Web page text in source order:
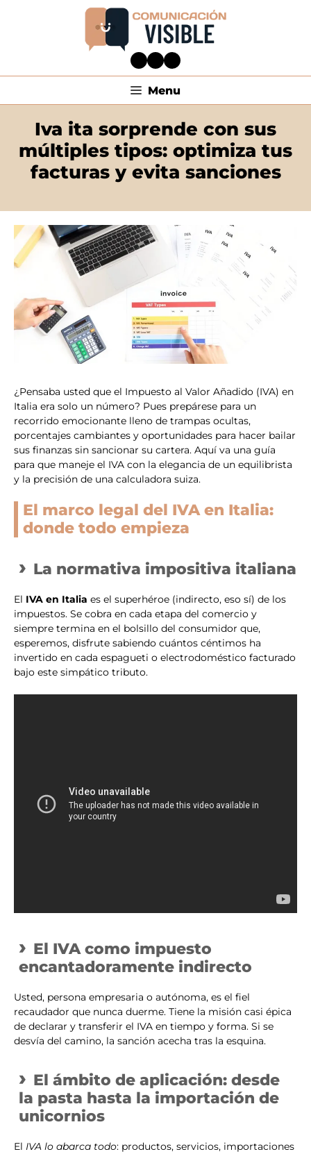
Menu
Iva ita sorprende con sus
múltiples tipos: optimiza tus
facturas y evita sanciones
¿Pensaba usted que el Impuesto al Valor Añadido (IVA) en
Italia era solo un número? Pues prepárese para un
recorrido emocionante lleno de trampas ocultas,
porcentajes cambiantes y oportunidades para hacer bailar
sus finanzas sin sancionar su cartera. Aquí va una guía
para que maneje el IVA con la elegancia de un equilibrista
y la precisión de una calculadora suiza.
El marco legal del IVA en Italia:
donde todo empieza
La normativa impositiva italiana
El IVA en Italia es el superhéroe (indirecto, eso sí) de los
impuestos. Se cobra en cada etapa del comercio y
siempre termina en el bolsillo del consumidor que,
esperemos, disfrute sabiendo cuántos céntimos ha
invertido en cada espagueti o electrodoméstico facturado
bajo este simpático tributo.
El IVA como impuesto
encantadoramente indirecto
Usted, persona empresaria o autónoma, es el fiel
recaudador que nunca duerme. Tiene la misión casi épica
de declarar y transferir el IVA en tiempo y forma. Si se
desvía del camino, la sanción acecha tras la esquina.
El ámbito de aplicación: desde
la pasta hasta la importación de
unicornios
El IVA lo abarca todo: productos, servicios, importaciones